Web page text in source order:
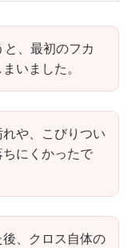
、最初のフカ
いました。
や、こびりつい
にくかったで
、クロス自体の